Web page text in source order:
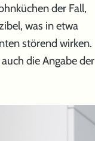
der Fall,
was in etwa
störend wirken.
die Angabe der